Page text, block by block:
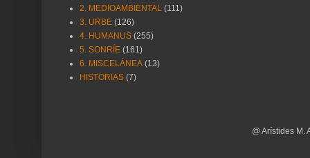
2. MEDIOAMBIENTAL (111)
3. URBE (126)
4. HUMANUS (255)
5. SONRÍE (161)
6. MISCELÁNEA (13)
HISTORIAS (7)
@ Arístides M.